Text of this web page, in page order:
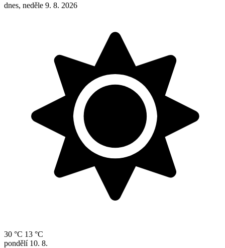
dnes, neděle 9. 8. 2026
30 °C 13 °C
pondělí 10. 8.